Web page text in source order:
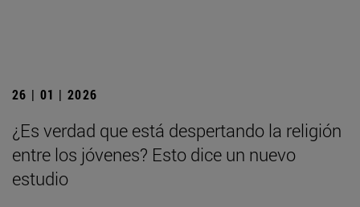
26 | 01 | 2026
¿Es verdad que está despertando la religión
entre los jóvenes? Esto dice un nuevo
estudio